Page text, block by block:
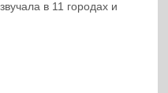
в 11 городах и